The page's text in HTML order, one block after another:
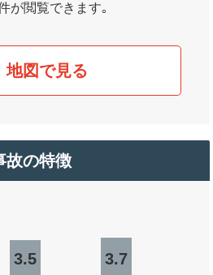
が閲覧できます｡
地図で見る
故の特徴
3.5 3.7